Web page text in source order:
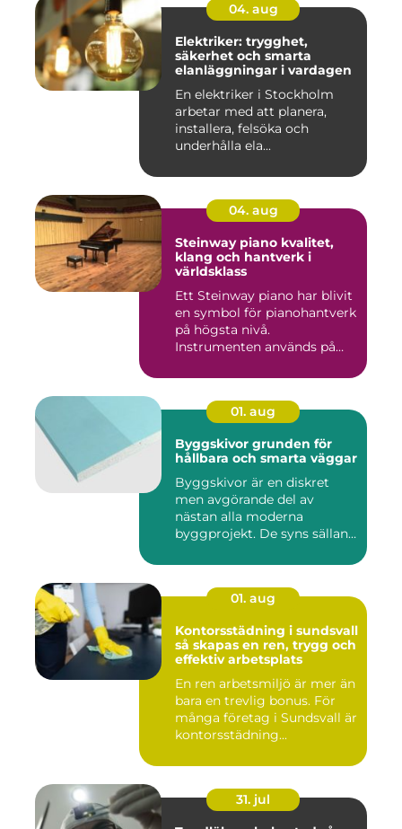
04. aug
Elektriker: trygghet,
säkerhet och smarta
elanläggningar i vardagen
En elektriker i Stockholm
arbetar med att planera,
installera, felsöka och
underhålla ela...
04. aug
Steinway piano kvalitet,
klang och hantverk i
världsklass
Ett Steinway piano har blivit
en symbol för pianohantverk
på högsta nivå.
Instrumenten används på
01. aug
Byggskivor grunden för
hållbara och smarta väggar
Byggskivor är en diskret
men avgörande del av
nästan alla moderna
byggprojekt. De syns sällan
01. aug
Kontorsstädning i sundsvall
så skapas en ren, trygg och
effektiv arbetsplats
En ren arbetsmiljö är mer än
bara en trevlig bonus. För
många företag i Sundsvall är
kontorsstädning...
31. jul